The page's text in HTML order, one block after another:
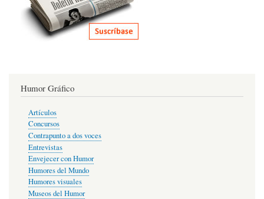
Humor Gráfico
Artículos
Concursos
Contrapunto a dos voces
Entrevistas
Envejecer con Humor
Humores del Mundo
Humores visuales
Museos del Humor